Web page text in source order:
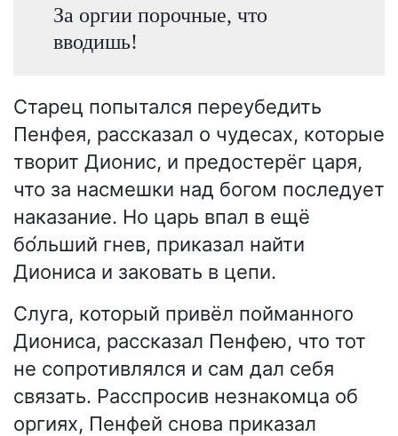
За оргии порочные, что
вводишь!
Старец попытался переубедить
Пенфея, рассказал о чудесах, которые
творит Дионис, и предостерёг царя,
что за насмешки над богом последует
наказание. Но царь впал в ещё
бо́льший гнев, приказал найти
Диониса и заковать в цепи.
Слуга, который привёл пойманного
Диониса, рассказал Пенфею, что тот
не сопротивлялся и сам дал себя
связать. Расспросив незнакомца об
оргиях, Пенфей снова приказал